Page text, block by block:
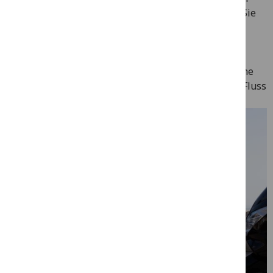
und die Umweltauswirkungen minimieren. Nutzen Sie
ikonische Sehenswürdigkeiten zu besuchen oder eine
malerische Sonnenuntergangs-Kreuzfahrt auf dem Fluss